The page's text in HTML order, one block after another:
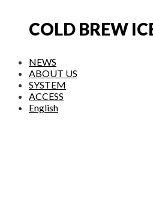
COLD BREW
NEWS
ABOUT US
SYSTEM
ACCESS
English